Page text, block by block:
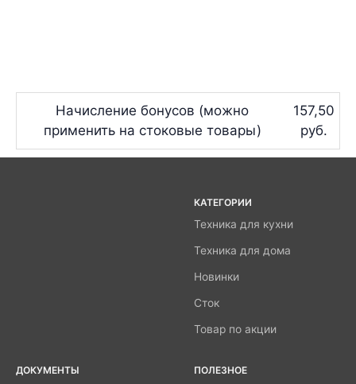
Начисление бонусов (можно
применить на стоковые товары)
157,50
руб.
КАТЕГОРИИ
Техника для кухни
Техника для дома
Новинки
Сток
Товар по акции
ДОКУМЕНТЫ ПОЛЕЗНОЕ